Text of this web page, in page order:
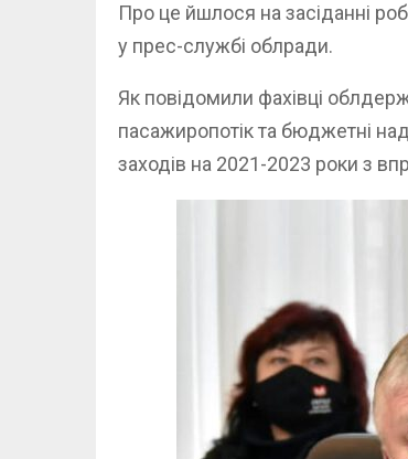
Про це йшлося на засіданні
у прес-службі облради.
Як повідомили фахівці
пасажиропотік та бюджетні
заходів на 2021-2023 роки з